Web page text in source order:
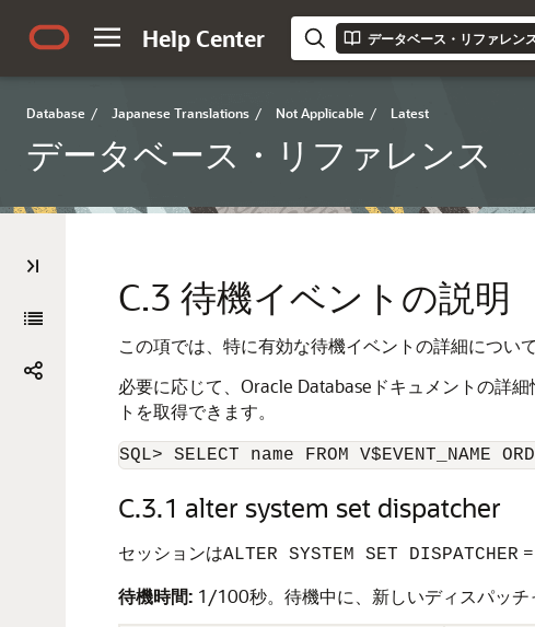
Help Center データベース・リファレン
Database / Japanese Translations / Not Applicable / Latest
データベース・リファレンス
C.3 待機イベントの説明
この項では、特に有効な待機イベントの詳細につい
必要に応じて、Oracle Databaseドキュメントの詳
トを取得できます。
SQL> SELECT name FROM V$EVENT_NAME
C.3.1 alter system set dispatcher
セッションはALTER SYSTEM SET DISPATCHER =
待機時間: 1/100秒。待機中に、新しいディスパッ